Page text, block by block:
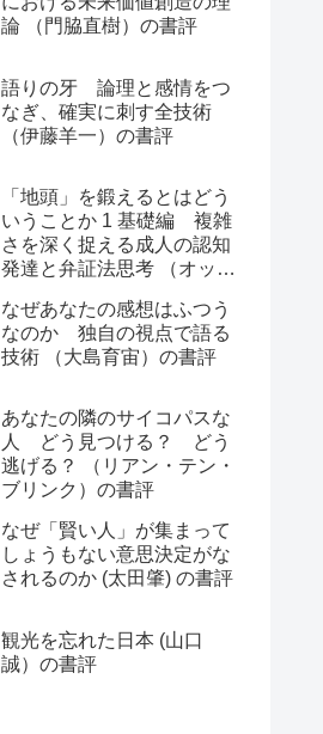
論 （門脇直樹）の書評
語りの牙 論理と感情をつ
なぎ、確実に刺す全技術
（伊藤羊一）の書評
「地頭」を鍛えるとはどう
いうことか 1 基礎編 複雑
さを深く捉える成人の認知
発達と弁証法思考 （オット
なぜあなたの感想はふつう
なのか 独自の視点で語る
技術 （大島育宙）の書評
あなたの隣のサイコパスな
人 どう見つける？ どう
逃げる？ （リアン・テン・
ブリンク）の書評
なぜ「賢い人」が集まって
しょうもない意思決定がな
されるのか (太田肇) の書評
観光を忘れた日本 (山口
誠）の書評